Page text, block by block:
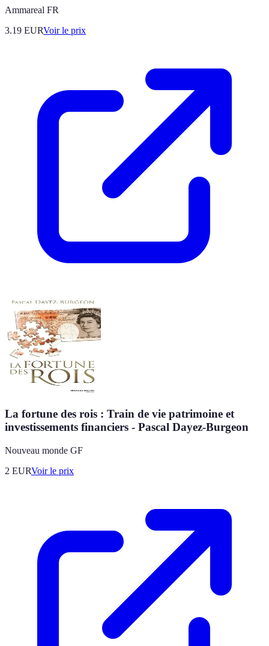
Ammareal FR
3.19 EURVoir le prix
La fortune des rois : Train de vie patrimoine et
investissements financiers - Pascal Dayez-Burgeon
Nouveau monde GF
2 EURVoir le prix